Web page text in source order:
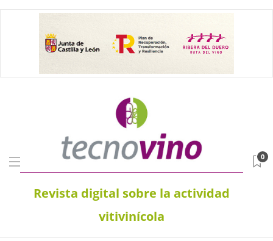
Revista digital sobre la actividad
vitivinícola
0